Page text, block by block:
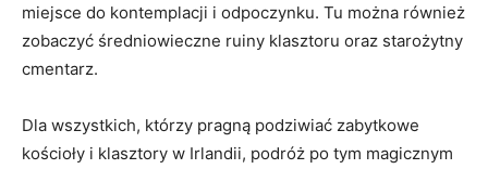
miejsce do kontemplacji i odpoczynku. Tu można⁣ również
zobaczyć średniowieczne ruiny klasztoru ⁢oraz starożytny
cmentarz.
Dla wszystkich, którzy pragną podziwiać zabytkowe
kościoły i klasztory w Irlandii, podróż po tym magicznym